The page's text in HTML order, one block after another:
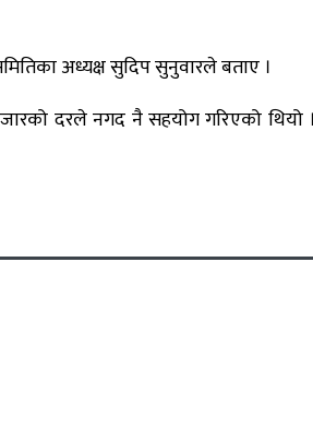
अध्यक्ष सुदिप सुनुवारले बताए ।
दरले नगद नै सहयोग गरिएको थियो